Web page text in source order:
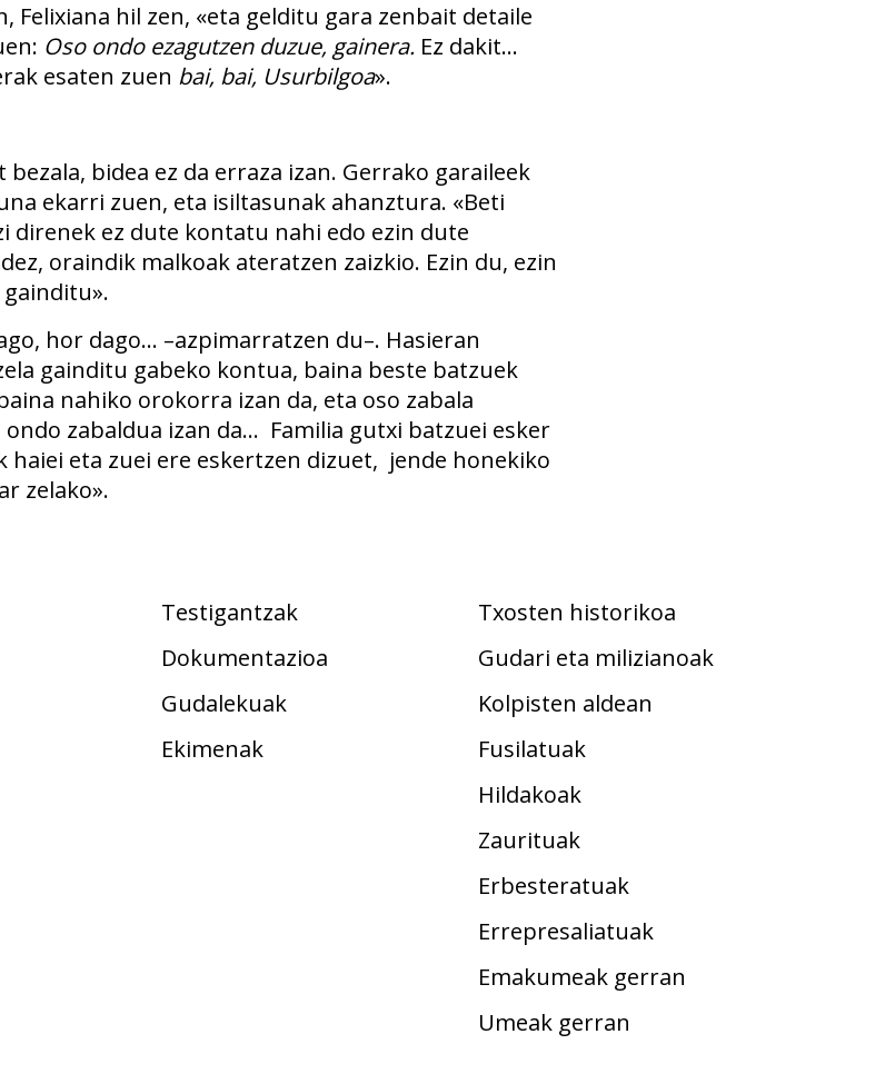
Felixiana hil zen, «eta gelditu gara zenbait detaile
Oso ondo ezagutzen duzue, gainera. Ez dakit…
esaten zuen bai, bai, Usurbilgoa».
bidea ez da erraza izan. Gerrako garaileek
ekarri zuen, eta isiltasunak ahanztura. «Beti
direnek ez dute kontatu nahi edo ezin dute
oraindik malkoak ateratzen zaizkio. Ezin du, ezin
hor dago… –azpimarratzen du–. Hasieran
gainditu gabeko kontua, baina beste batzuek
nahiko orokorra izan da, eta oso zabala
zabaldua izan da… Familia gutxi batzuei esker
haiei eta zuei ere eskertzen dizuet, jende honekiko
zelako».
Testigantzak
Dokumentazioa
Gudalekuak
Ekimenak
Txosten historikoa
Gudari eta milizianoak
Kolpisten aldean
Fusilatuak
Hildakoak
Zaurituak
Erbesteratuak
Errepresaliatuak
Emakumeak gerran
Umeak gerran